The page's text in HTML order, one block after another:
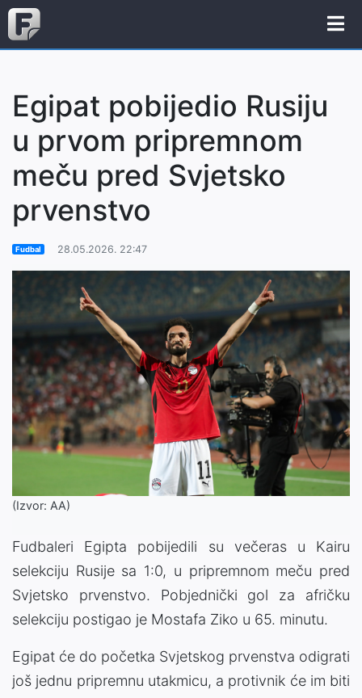
Egipat pobijedio Rusiju
u prvom pripremnom
meču pred Svjetsko
prvenstvo
Fudbal 28.05.2026. 22:47
(Izvor: AA)
Fudbaleri Egipta pobijedili su večeras u Kairu
selekciju Rusije sa 1:0, u pripremnom meču pred
Svjetsko prvenstvo. Pobjednički gol za afričku
selekciju postigao je Mostafa Ziko u 65. minutu.
Egipat će do početka Svjetskog prvenstva odigrati
još jednu pripremnu utakmicu, a protivnik će im biti